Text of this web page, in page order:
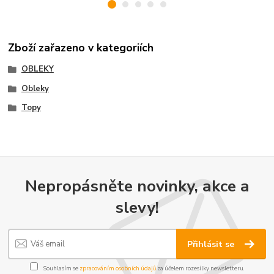
Zboží zařazeno v kategoriích
OBLEKY
Obleky
Topy
Nepropásněte novinky, akce a
slevy!
Přihlásit se
Souhlasím se zpracováním osobních údajůza účelem rozesílky newsletteru.